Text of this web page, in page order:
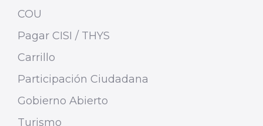
COU
Pagar CISI / THYS
Carrillo
Participación Ciudadana
Gobierno Abierto
Turismo